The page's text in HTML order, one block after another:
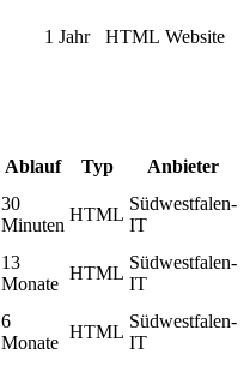
1 Jahr HTML Website
Ablauf Typ Anbieter
30
Minuten
HTML
Südwestfalen-
IT
13
Monate
HTML
Südwestfalen-
IT
6
Monate
HTML
Südwestfalen-
IT